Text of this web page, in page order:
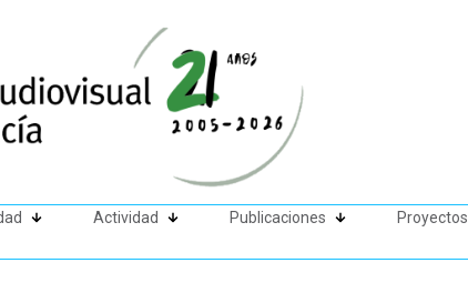
Actividad Publicaciones Proyectos